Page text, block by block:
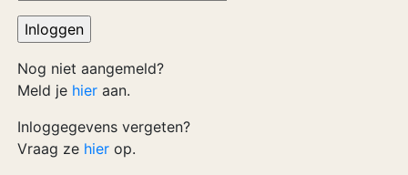
Nog niet aangemeld?
Meld je hier aan.
Inloggegevens vergeten?
Vraag ze hier op.